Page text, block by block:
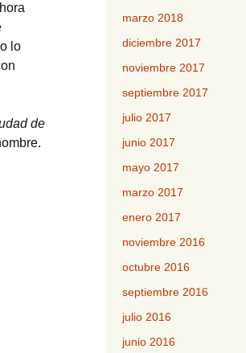
lo
de
marzo 2018
diciembre 2017
noviembre 2017
septiembre 2017
julio 2017
junio 2017
mayo 2017
marzo 2017
enero 2017
noviembre 2016
octubre 2016
septiembre 2016
julio 2016
junio 2016